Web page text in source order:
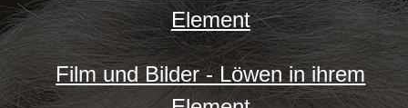
Element
Film und Bilder - Löwen in ihrem